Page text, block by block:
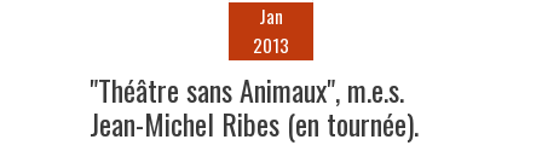
Jan
2013
"Théâtre sans Animaux", m.e.s.
Jean-Michel Ribes (en tournée).